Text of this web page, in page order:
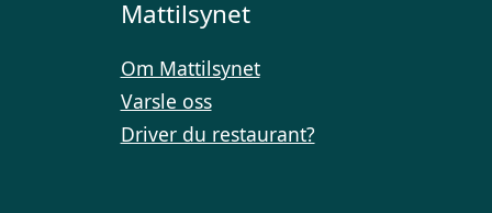
Mattilsynet
Om Mattilsynet
Varsle oss
Driver du restaurant?